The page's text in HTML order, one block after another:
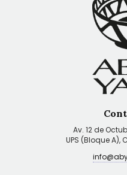
Av. 12 de
UPS (Bloque A),